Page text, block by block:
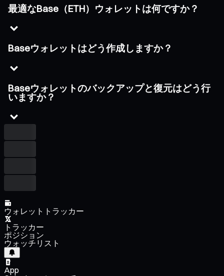
最適なBase（ETH）ウォレットは何ですか？
Baseウォレットはどう作成しますか？
Baseウォレットのバックアップと復元はどう行
いますか？
ウォレットトラッカー
トラッカー
ポジション
ウォッチリスト
App